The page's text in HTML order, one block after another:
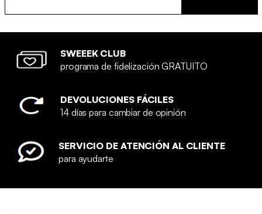
SWEEEK CLUB
programa de fidelización GRATUITO
DEVOLUCIONES FÁCILES
14 días para cambiar de opinión
SERVICIO DE ATENCIÓN AL CLIENTE
para ayudarte